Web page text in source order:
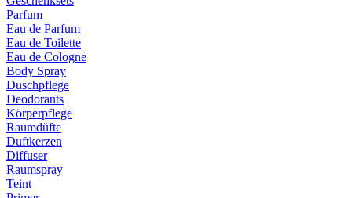
Parfum
Eau de Parfum
Eau de Toilette
Eau de Cologne
Body Spray
Duschpflege
Deodorants
Körperpflege
Raumdüfte
Duftkerzen
Diffuser
Raumspray
Teint